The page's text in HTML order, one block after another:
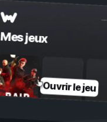
Mes jeux
Ouvrir le jeu